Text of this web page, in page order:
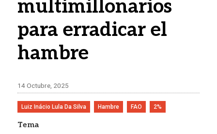
multimillonarios
para erradicar el
hambre
14 Octubre, 2025
Luiz Inácio Lula Da Silva Hambre FAO 2%
Tema